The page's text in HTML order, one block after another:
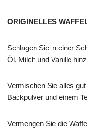
ORIGINELLES
Schlagen Sie in einer
Öl, Milch und Vanille
Vermischen Sie alles
Backpulver und einem
Vermengen Sie die